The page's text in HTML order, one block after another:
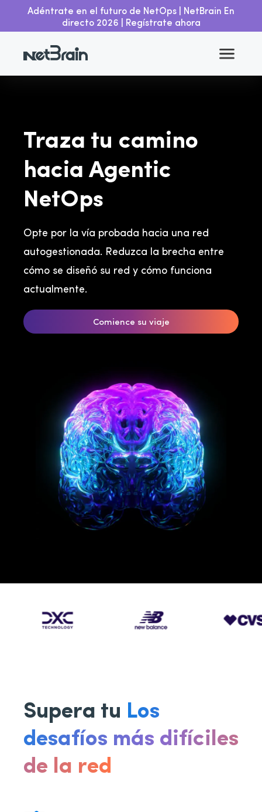
Adéntrate en el futuro de NetOps | NetBrain En
directo 2026 | Regístrate ahora
Traza tu camino
hacia Agentic
NetOps
Opte por la vía probada hacia una red
autogestionada. Reduzca la brecha entre
cómo se diseñó su red y cómo funciona
actualmente.
Comience su viaje
Supera tu Los
desafíos más difíciles
de la red